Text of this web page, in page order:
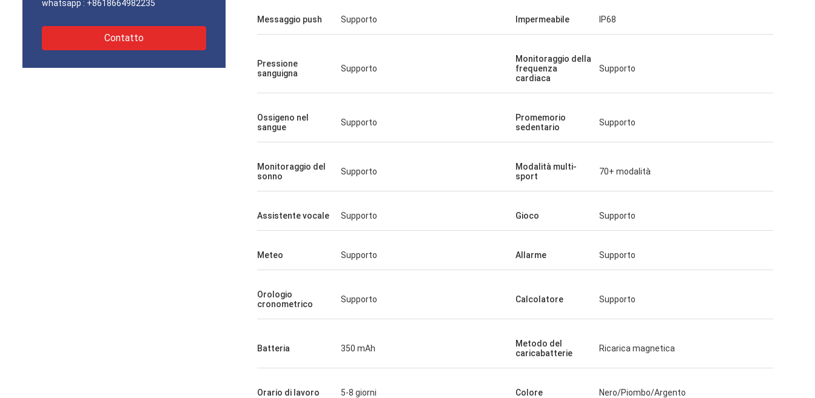
whatsapp : +8618664982235
Contatto
Messaggio push Supporto Impermeabile IP68
Pressione
sanguigna
Supporto
Monitoraggio della
frequenza
cardiaca
Supporto
Ossigeno nel
sangue
Supporto
Promemorio
sedentario
Supporto
Monitoraggio del
sonno
Supporto
Modalità multi-
sport
70+ modalità
Assistente vocale Supporto Gioco Supporto
Meteo Supporto Allarme Supporto
Orologio
cronometrico
Supporto Calcolatore Supporto
Batteria 350 mAh
Metodo del
caricabatterie
Ricarica magnetica
Orario di lavoro 5-8 giorni Colore Nero/Piombo/Argento